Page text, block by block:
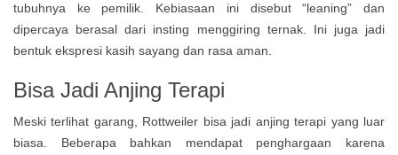
tubuhnya ke pemilik. Kebiasaan ini disebut “leaning” dan
dipercaya berasal dari insting menggiring ternak. Ini juga jadi
bentuk ekspresi kasih sayang dan rasa aman.
Bisa Jadi Anjing Terapi
Meski terlihat garang, Rottweiler bisa jadi anjing terapi yang luar
biasa. Beberapa bahkan mendapat penghargaan karena